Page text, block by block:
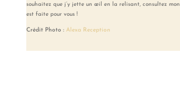
souhaitez que j’y jette un œil en la relisant, consultez mon
est faite pour vous !
Crédit Photo : Alexa Reception